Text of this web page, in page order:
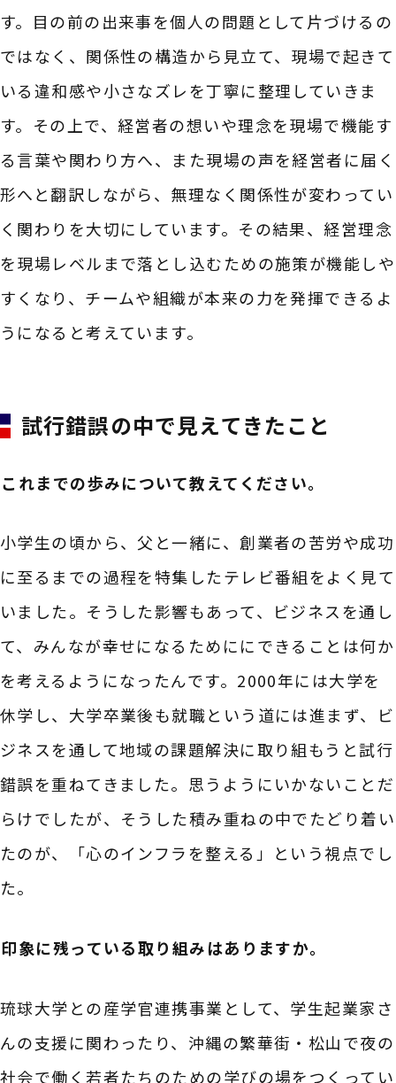
す。目の前の出来事を個人の問題として片づけるの
ではなく、関係性の構造から見立て、現場で起きて
いる違和感や小さなズレを丁寧に整理していきま
す。その上で、経営者の想いや理念を現場で機能す
る言葉や関わり方へ、また現場の声を経営者に届く
形へと翻訳しながら、無理なく関係性が変わってい
く関わりを大切にしています。その結果、経営理念
を現場レベルまで落とし込むための施策が機能しや
すくなり、チームや組織が本来の力を発揮できるよ
うになると考えています。
試行錯誤の中で見えてきたこと
――これまでの歩みについて教えてください。
小学生の頃から、父と一緒に、創業者の苦労や成功
に至るまでの過程を特集したテレビ番組をよく見て
いました。そうした影響もあって、ビジネスを通し
て、みんなが幸せになるためににできることは何か
を考えるようになったんです。2000年には大学を
休学し、大学卒業後も就職という道には進まず、ビ
ジネスを通して地域の課題解決に取り組もうと試行
錯誤を重ねてきました。思うようにいかないことだ
らけでしたが、そうした積み重ねの中でたどり着い
たのが、「心のインフラを整える」という視点でし
た。
――印象に残っている取り組みはありますか。
琉球大学との産学官連携事業として、学生起業家さ
んの支援に関わったり、沖縄の繁華街・松山で夜の
社会で働く若者たちのための学びの場をつくってい